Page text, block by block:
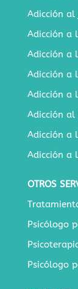
Adicción al
Adicción a
Adicción a
Adicción a
Adicción a
Adicción al
Adicción a
Adicción a
OTROS
Psicólogo
Psicólogo